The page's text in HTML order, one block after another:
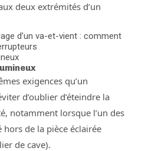
deux extrémités d’un
d’un va-et-vient : comment
exigences qu’un
d’oublier d’éteindre la
notamment lorsque l’un des
de la pièce éclairée
de cave).